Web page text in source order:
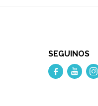
SEGUINOS
  